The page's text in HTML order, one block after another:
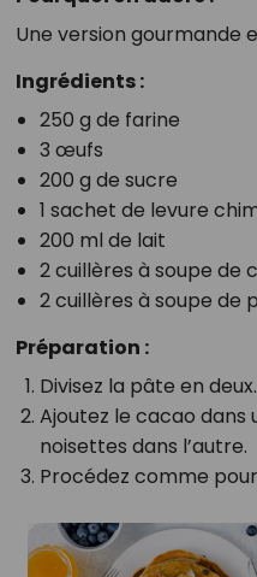
Une version gourmande
Ingrédients :
250 g de farine
3 œufs
200 g de sucre
1 sachet de levure
200 ml de lait
2 cuillères à soupe de
2 cuillères à soupe de
Préparation :
Divisez la pâte en deux.
Ajoutez le cacao dans
noisettes dans l’autre.
Procédez comme